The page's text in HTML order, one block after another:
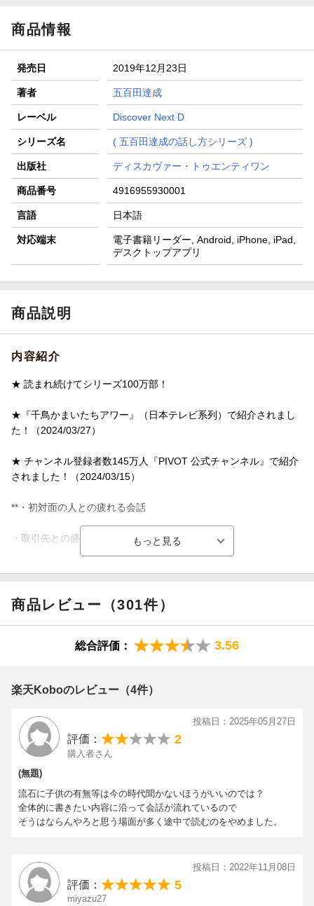
商品情報
発売日 2019年12月23日
著者 五百田達成
レーベル Discover Next D
シリーズ名 ( 五百田達成の話し方シリーズ )
出版社 ディスカヴァー・トゥエンティワン
商品番号 4916955930001
言語 日本語
対応端末
電子書籍リーダー, Android, iPhone, iPad,
デスクトップアプリ
商品説明
内容紹介
★ 読まれ続けてシリーズ100万部！
★『千鳥かまいたちアワー』（日本テレビ系列）で紹介されまし
た！（2024/03/27）
★ チャンネル登録者数145万人『PIVOT 公式チャンネル』で紹介
されました！（2024/03/15）
**・初対面の人との疲れる会話
・取引先との盛り上がらない商談
・義両親とのめんどくさい世間話
なぜ、「雑談」は難しいのでしょう?
それは、「雑談は、普通の会話とは、まったく違うから」です。
だから、難しくて当たり前。
1友達や仲のいい人との、気を使わない、楽しいおしゃべり
2仕事の場面で、きちんと話す、大人としての会話
商品レビュー（301件）
総合評価： 3.56
楽天Koboのレビュー（4件）
投稿日：2025年05月27日
評価： 2
購入者さん
(無題)
流石に子供の有無等は今の時代聞かないほうがいいのでは？
全体的に書きたい内容に沿って会話が流れているので
そうはならんやろと思う場面が多く途中で読むのをやめました。
投稿日：2022年11月08日
評価： 5
miyazu27